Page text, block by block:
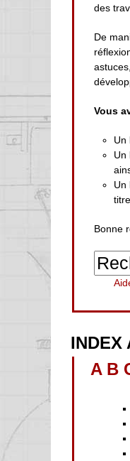
des
De
Vous
Un
Un
Un
Bonne
INDEX
A B